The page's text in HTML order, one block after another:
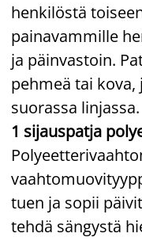
henkilöstä
painavammille
ja päinvastoin.
pehmeä tai
suorassa linjassa.
1 sijauspatja
tuen ja sopii
tehdä sängystä